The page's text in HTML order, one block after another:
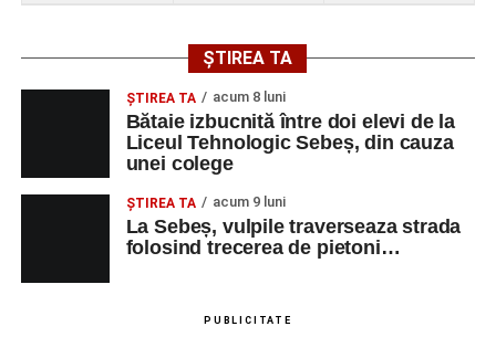
ȘTIREA TA
ŞTIREA TA acum 8 luni
Bătaie izbucnită între doi elevi de la
Liceul Tehnologic Sebeș, din cauza
unei colege
ŞTIREA TA acum 9 luni
La Sebeș, vulpile traverseaza strada
folosind trecerea de pietoni…
PUBLICITATE